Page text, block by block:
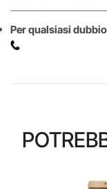
Per qualsiasi